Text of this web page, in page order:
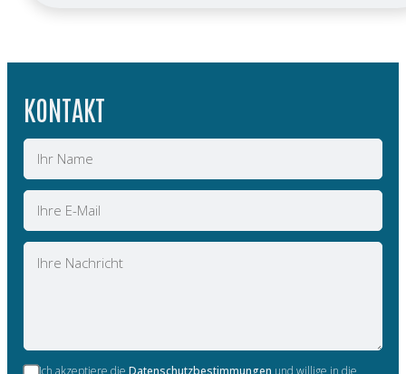
KONTAKT
Name
E-
Mail
Nachricht
Ich akzeptiere die Datenschutzbestimmungen und willige in die